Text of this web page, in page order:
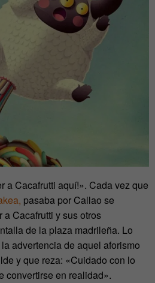
a Cacafrutti aquí!». Cada vez que
pasaba por Callao se
Cacafrutti y sus otros
de la plaza madrileña. Lo
advertencia de aquel aforismo
y que reza: «Cuidado con lo
convertirse en realidad».